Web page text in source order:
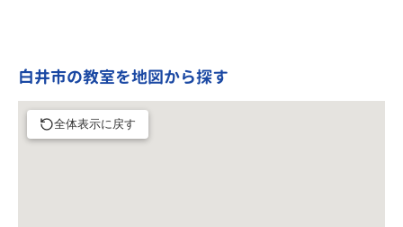
白井市の教室を地図から探す
全体表示に戻す